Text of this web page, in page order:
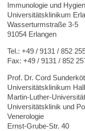
Immunologie und
Universitätsklinikum
Wasserturmstraße 3-5
91054 Erlangen
Tel.: +49 / 9131 / 852
Fax: +49 / 9131 / 852
Prof. Dr. Cord
Universitätsklinikum
Martin-Luther-
Universitätsklinik und
Venerologie
Ernst-Grube-Str. 40